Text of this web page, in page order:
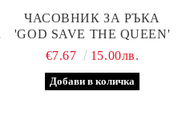
ЧАСОВНИК ЗА РЪКА
'GOD SAVE THE QUEEN'
€7.67
15.00лв.